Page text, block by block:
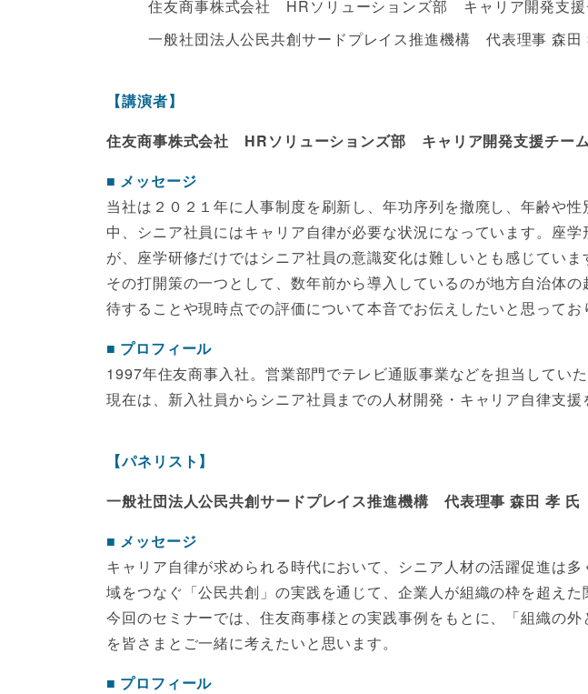
住友商事株式会社 HRソリューションズ部 キャリア開発支
一般社団法人公民共創サードプレイス推進機構 代表理事 森田
【講演者】
住友商事株式会社 HRソリューションズ部 キャリア開発支援チー
メッセージ
当社は２０２１年に人事制度を刷新し、年功序列を撤廃し、年齢や
中、シニア社員にはキャリア自律が必要な状況になっています。座
が、座学研修だけではシニア社員の意識変化は難しいとも感じていま
その打開策の一つとして、数年前から導入しているのが地方自治体
待することや現時点での評価について本音でお伝えしたいと思って
プロフィール
1997年住友商事入社。営業部門でテレビ通販事業などを担当してい
現在は、新入社員からシニア社員までの人材開発・キャリア自律支
【パネリスト】
一般社団法人公民共創サードプレイス推進機構 代表理事 森田 孝 氏
メッセージ
キャリア自律が求められる時代において、シニア人材の活躍促進は
域をつなぐ「公民共創」の実践を通じて、企業人が組織の枠を超え
今回のセミナーでは、住友商事様との実践事例をもとに、「組織の
を皆さまとご一緒に考えたいと思います。
プロフィール